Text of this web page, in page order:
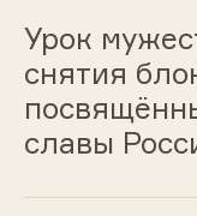
Урок
снятия
славы